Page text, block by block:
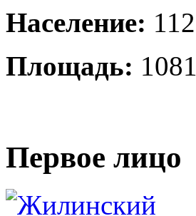
Население:
Площадь:
Первое лицо